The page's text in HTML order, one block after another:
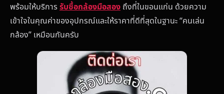
พร้อมให้บริการรับซื้อกล้องมือสอง ถึงที่ในขอนแก่น ด้วยความ
เข้าใจในคุณค่าของอุปกรณ์และให้ราคาที่ดีที่สุดในฐานะ “คนเล่น
กล้อง” เหมือนกันครับ